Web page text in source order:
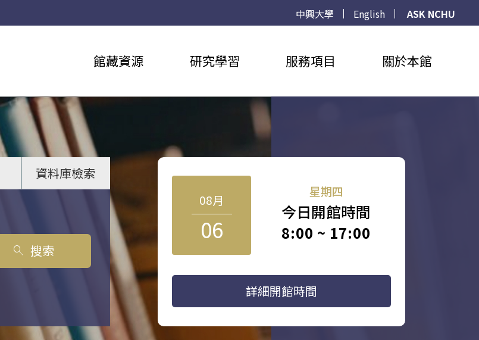
中興大學 English
ASK NCHU
館藏資源 研究學習 服務項目 關於本館
資料庫檢索
search 搜索
08月
06
星期四
今日開館時間
8:00 ~ 17:00
詳細開館時間